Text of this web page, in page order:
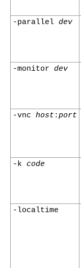
-parallel dev
-monitor dev
-vnc host :port
-k code
-localtime